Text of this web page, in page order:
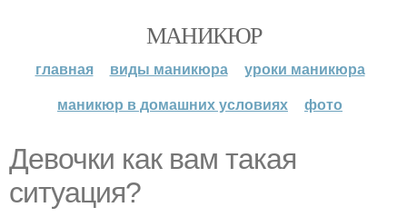
МАНИКЮР
главная виды маникюра
уроки маникюра
маникюр в домашних условиях
фото
Девочки как вам такая
ситуация?